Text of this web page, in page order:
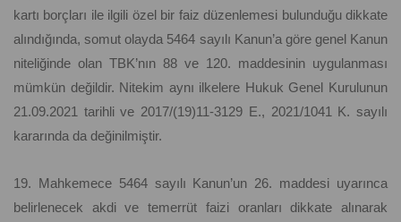
kartı borçları ile ilgili özel bir faiz düzenlemesi bulunduğu dikkate
alındığında, somut olayda 5464 sayılı Kanun’a göre genel Kanun
niteliğinde olan TBK’nın 88 ve 120. maddesinin uygulanması
mümkün değildir. Nitekim aynı ilkelere Hukuk Genel Kurulunun
21.09.2021 tarihli ve 2017/(19)11-3129 E., 2021/1041 K. sayılı
kararında da değinilmiştir.
19. Mahkemece 5464 sayılı Kanun’un 26. maddesi uyarınca
belirlenecek akdi ve temerrüt faizi oranları dikkate alınarak